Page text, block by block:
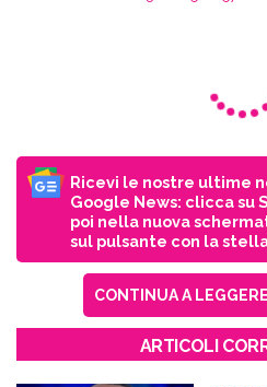
Ricevi le nostre ultime
Google News: clicca su
poi nella nuova
sul pulsante con la
CONTINUA A
ARTICOLI